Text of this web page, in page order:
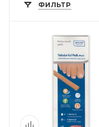
ФИЛЬТР